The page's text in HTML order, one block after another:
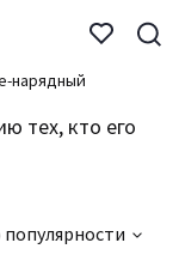
нарядный
тех, кто его